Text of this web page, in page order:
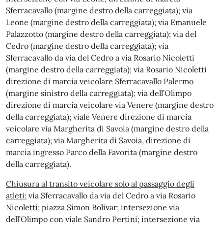
Sferracavallo (margine destro della carreggiata); via
Leone (margine destro della carreggiata); via Emanuele
Palazzotto (margine destro della carreggiata); via del
Cedro (margine destro della carreggiata); via
Sferracavallo da via del Cedro a via Rosario Nicoletti
(margine destro della carreggiata); via Rosario Nicoletti
direzione di marcia veicolare Sferracavallo Palermo
(margine sinistro della carreggiata); via dell’Olimpo
direzione di marcia veicolare via Venere (margine destro
della carreggiata); viale Venere direzione di marcia
veicolare via Margherita di Savoia (margine destro della
carreggiata); via Margherita di Savoia, direzione di
marcia ingresso Parco della Favorita (margine destro
della carreggiata).
Chiusura al transito veicolare solo al passaggio degli
atleti: via Sferracavallo da via del Cedro a via Rosario
Nicoletti; piazza Simon Bolivar; intersezione via
dell’Olimpo con viale Sandro Pertini; intersezione via